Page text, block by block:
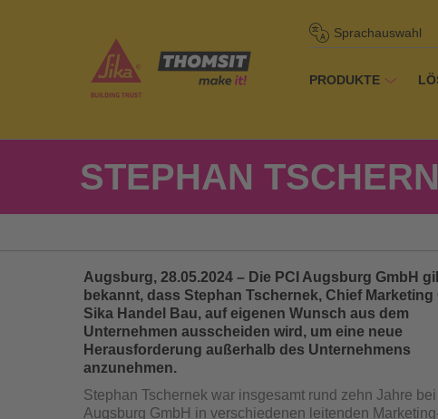
Sprachauswahl
PRODUKTE
STEPHAN
Augsburg, 28.05.2024 – Die PCI Augsburg GmbH
bekannt, dass Stephan Tschernek, Chief Marketing
Sika Handel Bau, auf eige­nen Wunsch aus dem
Unternehmen ausscheiden wird, um eine neue
Herausforderung außerhalb des Unternehmens
anzunehmen.
Stephan Tschernek war insgesamt rund zehn Jahre bei
Augsburg GmbH in verschiedenen leitenden